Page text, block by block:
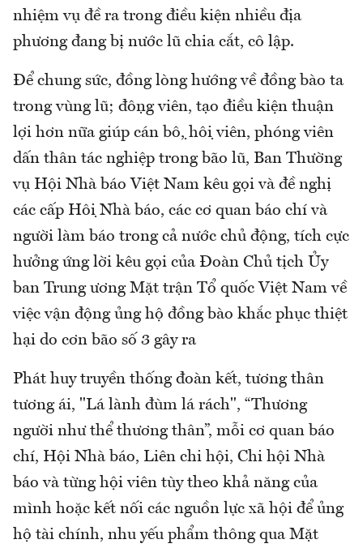
nhiệm vụ đề ra trong điều kiện nhiều địa
phương đang bị nước lũ chia cắt, cô lập.
Để chung sức, đồng lòng hướng về đồng bào ta
trong vùng lũ; động viên, tạo điều kiện thuận
lợi hơn nữa giúp cán bộ, hội viên, phóng viên
dấn thân tác nghiệp trong bão lũ, Ban Thường
vụ Hội Nhà báo Việt Nam kêu gọi và đề nghị
các cấp Hội Nhà báo, các cơ quan báo chí và
người làm báo trong cả nước chủ động, tích cực
hưởng ứng lời kêu gọi của Đoàn Chủ tịch Ủy
ban Trung ương Mặt trận Tổ quốc Việt Nam về
việc vận động ủng hộ đồng bào khắc phục thiệt
hại do cơn bão số 3 gây ra
Phát huy truyền thống đoàn kết, tương thân
tương ái, "Lá lành đùm lá rách", “Thương
người như thể thương thân”, mỗi cơ quan báo
chí, Hội Nhà báo, Liên chi hội, Chi hội Nhà
báo và từng hội viên tùy theo khả năng của
mình hoặc kết nối các nguồn lực xã hội để ủng
hộ tài chính, nhu yếu phẩm thông qua Mặt